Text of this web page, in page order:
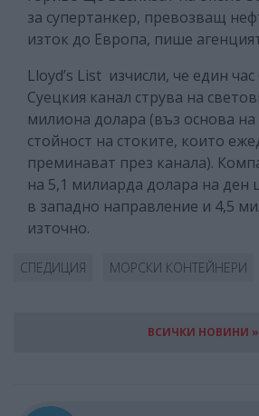
за супертанкер, превозващ
изток до Европа, пише
Lloyd’s List изчисли, че един
Суецкия канал струва на
милиона долара (въз основа
стойност на стоките, които
преминават през канала).
на 5,1 милиарда долара на ден
в западно направление и 4,5
източно.
СПЕДИЦИЯ МОРСКИ КОНТЕЙНЕРИ
ВСИЧКИ НОВИНИ »